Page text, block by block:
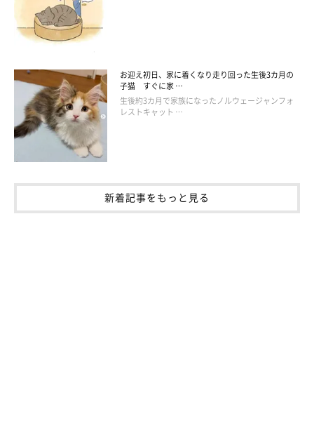
お迎え初日、家に着くなり走り回った生後3カ月の
子猫 すぐに家 …
生後約3カ月で家族になったノルウェージャンフォ
レストキャット …
新着記事をもっと見る